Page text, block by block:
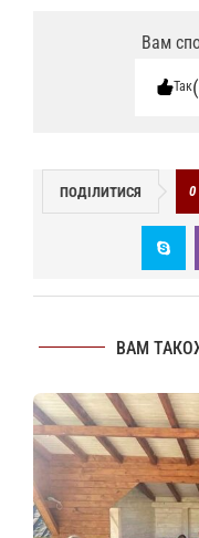
Вам
Так
ПОДІЛИТИСЯ 0
ВАМ